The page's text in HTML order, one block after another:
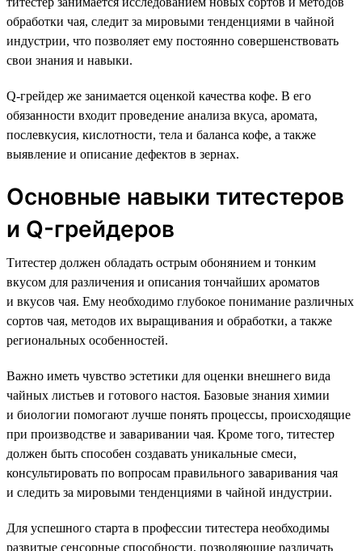
обработки чая, следит за мировыми тенденциями в чайной
индустрии, что позволяет ему постоянно совершенствовать
свои знания и навыки.
Q-грейдер же занимается оценкой качества кофе. В его
обязанности входит проведение анализа вкуса, аромата,
послевкусия, кислотности, тела и баланса кофе, а также
выявление и описание дефектов в зернах.
Основные навыки титестеров
и Q-грейдеров
Титестер должен обладать острым обонянием и тонким
вкусом для различения и описания тончайших ароматов
и вкусов чая. Ему необходимо глубокое понимание различных
сортов чая, методов их выращивания и обработки, а также
региональных особенностей.
Важно иметь чувство эстетики для оценки внешнего вида
чайных листьев и готового настоя. Базовые знания химии
и биологии помогают лучше понять процессы, происходящие
при производстве и заваривании чая. Кроме того, титестер
должен быть способен создавать уникальные смеси,
консультировать по вопросам правильного заваривания чая
и следить за мировыми тенденциями в чайной индустрии.
Для успешного старта в профессии титестера необходимы
развитые сенсорные способности, позволяющие различать